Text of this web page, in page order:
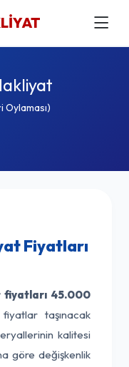
Oylaması)
Fiyatları
fiyatları 45.000
taşınacak
kalitesi
göre değişkenlik